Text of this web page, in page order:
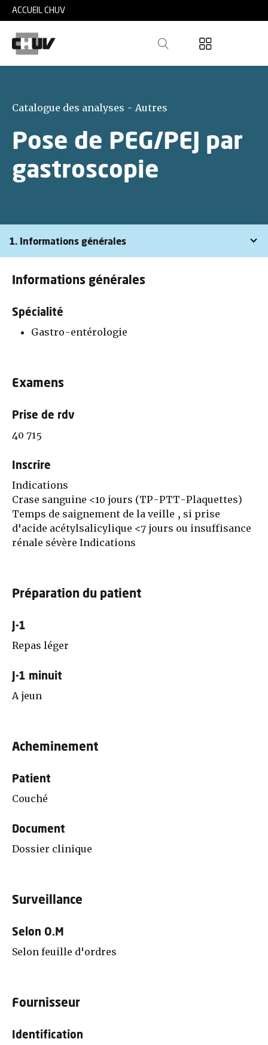
Skip to main content
ACCUEIL CHUV
Catalogue des analyses - Autres
Pose de PEG/PEJ par
gastroscopie
1. Informations générales
Informations générales
Spécialité
Gastro-entérologie
Examens
Prise de rdv
40 715
Inscrire
Indications
Crase sanguine <10 jours (TP-PTT-Plaquettes)
Temps de saignement de la veille , si prise
d'acide acétylsalicylique <7 jours ou insuffisance
rénale sévère Indications
Préparation du patient
J-1
Repas léger
J-1 minuit
A jeun
Acheminement
Patient
Couché
Document
Dossier clinique
Surveillance
Selon O.M
Selon feuille d'ordres
Fournisseur
Identification